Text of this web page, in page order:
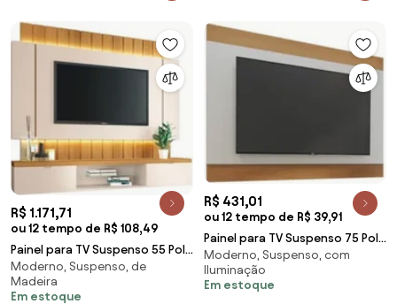
R$ 1.171,71
ou 12 tempo de R$ 108,49
Painel para TV Suspenso 55 Pol.
Illuna H01 Off White/Cinamomo
- Mpozen
Moderno, Suspenso, de
Madeira
Em estoque
R$ 431,01
ou 12 tempo de R$ 39,91
Painel para TV Suspenso 75 Pol
200cm Chile C05 Off White
Matte/Freijó
Moderno, Suspenso, com
Iluminação
Em estoque